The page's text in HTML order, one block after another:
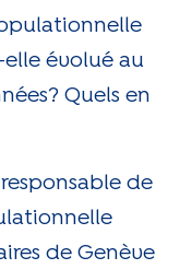
évolué au
Quels en
responsable de
de Genève